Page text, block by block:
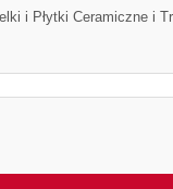
i Płytki Ceramiczne i